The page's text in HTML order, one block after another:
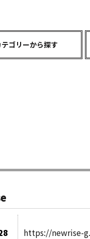
テゴリーから探す
https://newrise-